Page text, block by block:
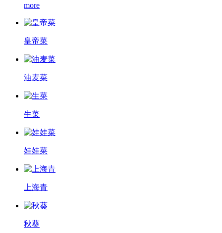
more
皇帝菜
油麦菜
生菜
娃娃菜
上海青
秋葵